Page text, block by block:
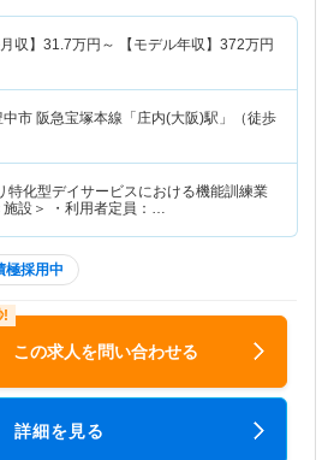
収】 31.7万円～ 【モデル年収】 372万円
中市 阪急宝塚本線「庄内(大阪)駅」（徒歩
特化型デイサービスにおける機能訓練業
施設＞ ・利用者定員：…
極採用中
この求人を問い合わせる
詳細を見る